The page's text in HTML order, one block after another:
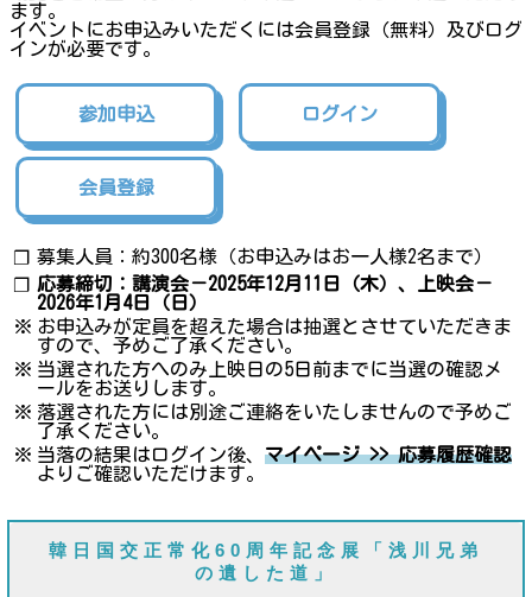
ます。
イベントにお申込みいただくには会員登録（無料）及びログ
インが必要です。
参加申込 ログイン
会員登録
❐ 募集人員：約300名様（お申込みはお一人様2名まで）
❐ 応募締切：講演会－2025年12月11日（木）、上映会－
2026年1月4日（日）
※ お申込みが定員を超えた場合は抽選とさせていただきま
すので、予めご了承ください。
※ 当選された方へのみ上映日の5日前までに当選の確認メ
ールをお送りします。
※ 落選された方には別途ご連絡をいたしませんので予めご
了承ください。
※ 当落の結果はログイン後、 マイページ >> 応募履歴確認
よりご確認いただけます。
韓日国交正常化60周年記念展「浅川兄弟
の遺した道」